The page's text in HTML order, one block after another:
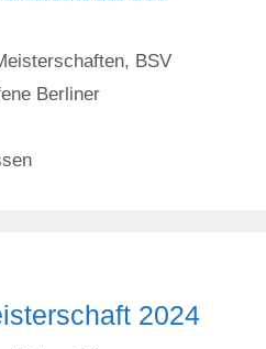
, BSV
Berliner
2024